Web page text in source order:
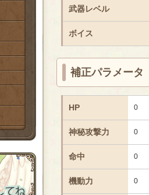
武器レベル
ボイス
補正パラメータ
HP 0
神秘攻撃力 0
命中 0
機動力 0